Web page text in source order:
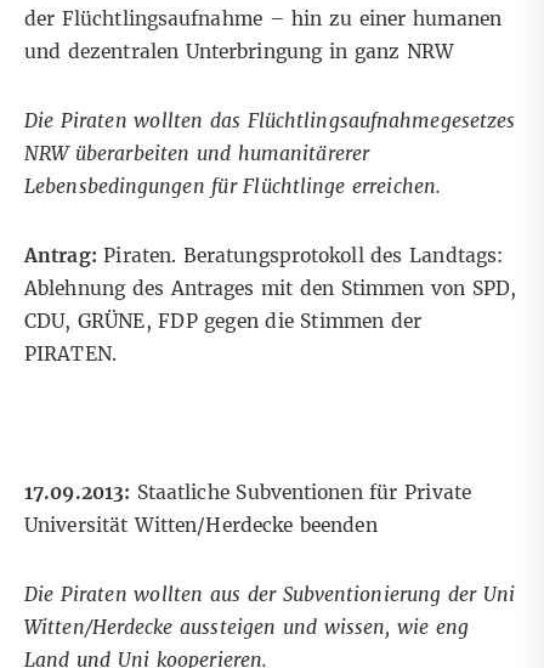
der Flüchtlingsaufnahme – hin zu einer humanen
und dezentralen Unterbringung in ganz NRW
Die Piraten wollten das Flüchtlingsaufnahmegesetzes
NRW überarbeiten und humanitärerer
Lebensbedingungen für Flüchtlinge erreichen.
Antrag: Piraten. Beratungsprotokoll des Landtags:
Ablehnung des Antrages mit den Stimmen von SPD,
CDU, GRÜNE, FDP gegen die Stimmen der
PIRATEN.
17.09.2013: Staatliche Subventionen für Private
Universität Witten/Herdecke beenden
Die Piraten wollten aus der Subventionierung der Uni
Witten/Herdecke aussteigen und wissen, wie eng
Land und Uni kooperieren.